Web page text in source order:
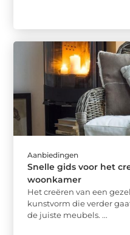
Aanbiedingen
Snelle gids voor het
woonkamer
Het creëren van een
kunstvorm die verder
de juiste meubels. ...